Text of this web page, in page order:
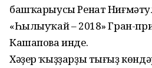
башҡарыусы Ренат
«Һылыуҡай – 2018» Гран-
Кашапова инде.
Хәҙер ҡыҙҙарҙы тығыҙ